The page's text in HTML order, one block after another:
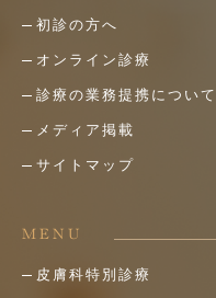
初診の方へ
オンライン診療
診療の業務提携について
メディア掲載
サイトマップ
MENU
皮膚科特別診療